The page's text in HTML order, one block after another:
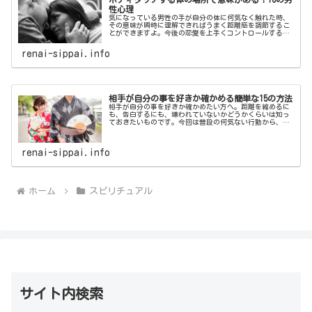
性心理
気になっている男性の手が自分の体に何気なく触れた時、
その意味が瞬時に理解できればうまく距離感を調節するこ
とができますよ。今後の恋愛を上手くコントロールするた
renai-sippai.info
相手が自分の事を好きか確かめる簡単な15の方法
相手が自分の事を好きか確かめたい方へ。距離を縮めるに
も、告白するにも、嫌われていないかどうかくらいは知っ
ておきたいものです。今回は普段の何気ない行動から、相
renai-sippai.info
ホーム スピリチュアル
サイト内検索